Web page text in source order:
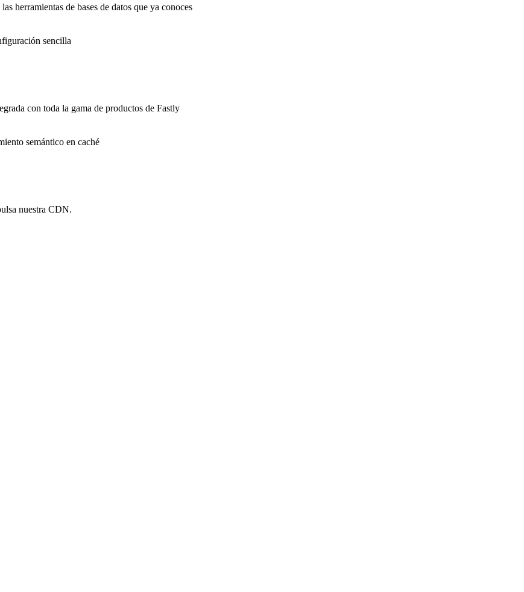
herramientas de bases de datos que ya conoces
sencilla
con toda la gama de productos de Fastly
semántico en caché
nuestra CDN.